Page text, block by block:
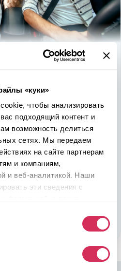
«куки»
чтобы анализировать
подходящий контент и
возможность делиться
сетях. Мы передаем
на сайте партнерам
и компаниям,
и веб-аналитикой. Наши
эти сведения с
возможность
перспективы. Кроме
получите реальные выгоды.
стандарта на авторынке
возможностей
свой потенциал в
авто